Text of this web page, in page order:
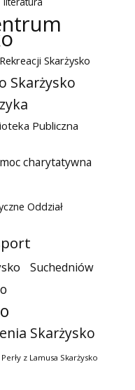
Skarżysko
Skarżysko
Publiczna
charytatywna
Oddział
Suchedniów
Skarżysko
Perły z Lamusa Skarżysko